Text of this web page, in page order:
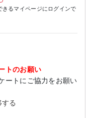
るマイページにログインで
トのお願い
ートにご協力をお願い
る